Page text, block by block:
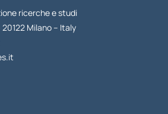
ricerche e studi
Milano – Italy